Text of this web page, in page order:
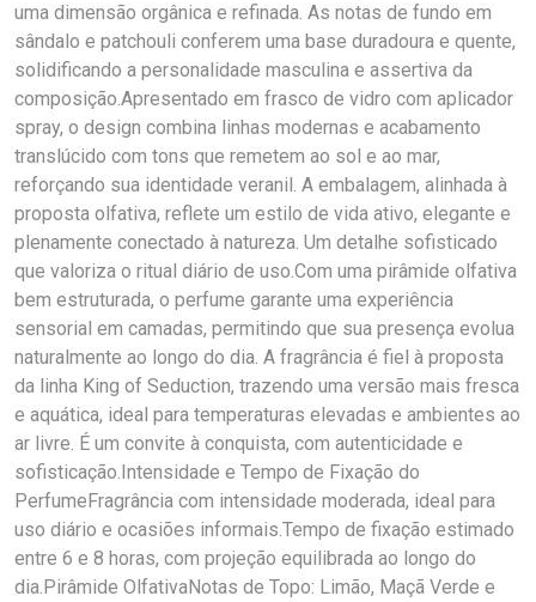
uma dimensão orgânica e refinada. As notas de fundo em
sândalo e patchouli conferem uma base duradoura e quente,
solidificando a personalidade masculina e assertiva da
composição.Apresentado em frasco de vidro com aplicador
spray, o design combina linhas modernas e acabamento
translúcido com tons que remetem ao sol e ao mar,
reforçando sua identidade veranil. A embalagem, alinhada à
proposta olfativa, reflete um estilo de vida ativo, elegante e
plenamente conectado à natureza. Um detalhe sofisticado
que valoriza o ritual diário de uso.Com uma pirâmide olfativa
bem estruturada, o perfume garante uma experiência
sensorial em camadas, permitindo que sua presença evolua
naturalmente ao longo do dia. A fragrância é fiel à proposta
da linha King of Seduction, trazendo uma versão mais fresca
e aquática, ideal para temperaturas elevadas e ambientes ao
ar livre. É um convite à conquista, com autenticidade e
sofisticação.Intensidade e Tempo de Fixação do
PerfumeFragrância com intensidade moderada, ideal para
uso diário e ocasiões informais.Tempo de fixação estimado
entre 6 e 8 horas, com projeção equilibrada ao longo do
dia.Pirâmide OlfativaNotas de Topo: Limão, Maçã Verde e